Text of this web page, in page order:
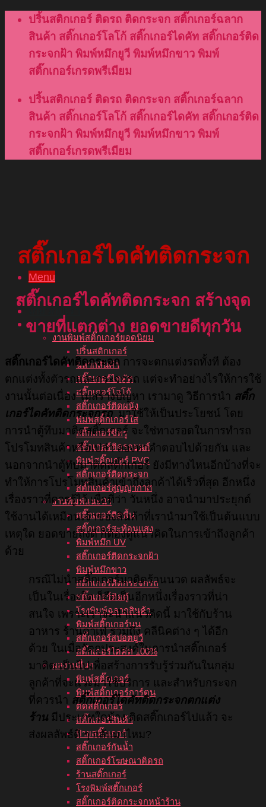
Skip
content
ปริ้นสติกเกอร์ ติดรถ ติดกระจก สติ๊กเกอร์ฉลาก
สินค้า สติ๊กเกอร์โลโก้ สติ๊กเกอร์ไดคัท สติ๊กเกอร์ติด
กระจกฝ้า พิมพ์หมึกยูวี พิมพ์หมึกขาว พิมพ์
สติ๊กเกอร์เกรดพรีเมียม
ปริ้นสติกเกอร์ ติดรถ ติดกระจก สติ๊กเกอร์ฉลาก
สินค้า สติ๊กเกอร์โลโก้ สติ๊กเกอร์ไดคัท สติ๊กเกอร์ติด
กระจกฝ้า พิมพ์หมึกยูวี พิมพ์หมึกขาว พิมพ์
สติ๊กเกอร์เกรดพรีเมียม
Menu
หน้าแรก
บริการของเรา
งานพิมพ์สติ๊กเกอร์ยอดนิยม
ปริ้นสติกเกอร์
ฉลากสินค้า
สติ๊กเกอร์ไดคัท
สติ๊กเกอร์โลโก้
สติ๊กเกอร์ติดผนัง
พิมพ์สติ๊กเกอร์ใส
สติ๊กเกอร์ซีทรู
สติ๊กเกอร์ติดรถยนต์
พิมพ์สติ๊กเกอร์ PVC
สติ๊กเกอร์ติดกระจก
สติ๊กเกอร์สูญญากาศ
งานพิมพ์แนะนำ
สติ๊กเกอร์ติดพื้น
สติ๊กเกอร์สะท้อนแสง
พิมพ์หมึก UV
สติ๊กเกอร์ติดกระจกฝ้า
พิมพ์หมึกขาว
สติ๊กเกอร์ติดกระจกรถ
สติ๊กเกอร์ติดตู้
โรงพิมพ์ฉลากสินค้า
พิมพ์สติ๊กเกอร์นูน
สติ๊กเกอร์สปอตยูวี
สติ๊กเกอร์ไดคัท 100%
ผลงานอื่นๆ
พิมพ์สติ๊กเกอร์
พิมพ์สติ๊กเกอร์การ์ตูน
ตัดสติ๊กเกอร์
สติ๊กเกอร์สินค้า
ป้ายสติ๊กเกอร์
สติ๊กเกอร์กันน้ำ
สติ๊กเกอร์โฆษณาติดรถ
ร้านสติ๊กเกอร์
โรงพิมพ์สติ๊กเกอร์
สติ๊กเกอร์ติดกระจกหน้าร้าน
สติ๊กเกอร์ไดคัทติดกระจก
สติ๊กเกอร์ไดคัทติดกระจก สร้างจุด
ขายที่แตกต่าง ยอดขายดีทุกวัน
สติ๊กเกอร์ไดคัทติดกระจก การจะตกแต่งรถทั้งที ต้อง
ตกแต่งทั้งตัวรถและกระจกรถ แต่จะทำอย่างไรให้การใช้
งานนั้นต่อเนื่อง ไม่สร้างปัญหา เรามาดู วิธีการนำ สติ๊ก
เกอร์ไดคัทติดกระจกรถมาใช้ให้เป็นประโยชน์ โดย
การนำตู้ทึบมาติดสติ๊กเกอร์ จะใช่ทางรอดในการทำรถ
โปรโมทสินค้าหรือเปล่า ลองหาคำตอบไปด้วยกัน และ
นอกจากนำตู้ทึบมาติดสติ๊กเกอร์ ยังมีทางไหนอีกบ้างที่จะ
ทำให้การโปรโมทสินค้าเข้าถึงลูกค้าได้เร็วที่สุด อีกหนึ่ง
เรื่องราวที่ควรรู้ไว้ เพื่อที่ว่า วันหนึ่ง อาจนำมาประยุกต์
ใช้งานได้เหมือนเจ้าของสินค้าที่เรานำมาใช้เป็นต้นแบบ
เหตุใด ยอดขายถึงดี ก็ต้องดูแนวคิดในการเข้าถึงลูกค้า
ด้วย
กรณีไม่นำสติ๊กเกอร์มาติดร้านนวด ผลลัพธ์จะ
เป็นในเรื่องใด ก็ถือเป็นอีกหนึ่งเรื่องราวที่น่า
สนใจ เพราะเราจะนำแนวคิดนี้ มาใช้กับร้าน
อาหาร ร้านคาเฟ่ รวมถึง คลีนิคต่าง ๆ ได้อีก
ด้วย ในเมื่อวัตถุประสงค์ในการนำสติ๊กเกอร์
มาติด เป็นไปเพื่อสร้างการรับรู้ร่วมกันในกลุ่ม
ลูกค้าที่จะแวะมาใช้บริการ และสำหรับกระจก
ที่ควรนำ สติ๊กเกอร์ไดคัทติดกระจกตกแต่ง
ร้าน มีประเภทใดบ้าง ติดสติ๊กเกอร์ไปแล้ว จะ
ส่งผลลัพธ์ดี ๆ กลับมาไหม?